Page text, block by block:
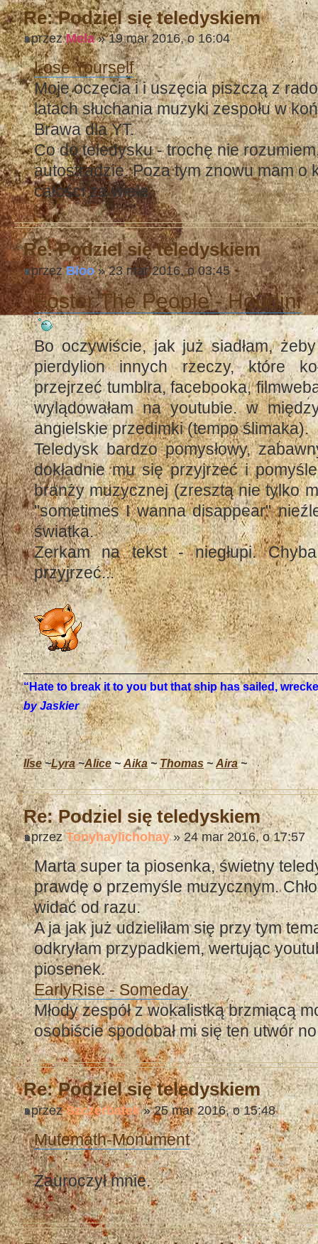
Re: Podziel się teledyskiem
przezMela» 19 mar 2016, o 16:04
Lose Yourself
Moje oczęcia i i uszęcia piszczą z
latach słuchania muzyki zespołu w
Brawa dla YT.
Co do teledysku - trochę nie
autostradzie. Poza tym znowu mam o
całości za wiele.
Re: Podziel się teledyskiem
przezBloo» 23 mar 2016, o 03:45
Foster The People - Houdini
Bo oczywiście, jak już siadłam,
pierdylion innych rzeczy, które
przejrzeć tumblra, facebooka,
wylądowałam na youtubie. w
angielskie przedimki (tempo ślimaka).
Teledysk bardzo pomysłowy,
dokładnie mu się przyjrzeć i
branży muzycznej (zresztą nie tylko
"sometimes I wanna disappear"
światka.
Zerkam na tekst - niegłupi.
przyjrzeć...
“Hate to break it to you but that ship has sailed,
by Jaskier
Ilse~Lyra~Alice~ Aika ~Thomas ~ Aira~
Re: Podziel się teledyskiem
przezTonyhaylichohay» 24 mar 2016, o 17:57
Marta super ta piosenka, świetny
prawdę o przemyśle muzycznym.
widać od razu.
A ja jak już udzieliłam się przy tym
odkryłam przypadkiem, wertując
piosenek.
EarlyRise - Someday
Młody zespół z wokalistką brzmiącą
osobiście spodobał mi się ten utwór
Re: Podziel się teledyskiem
przezSzczerbatek» 25 mar 2016, o 15:48
Mutemath-Monument
Zauroczył mnie.